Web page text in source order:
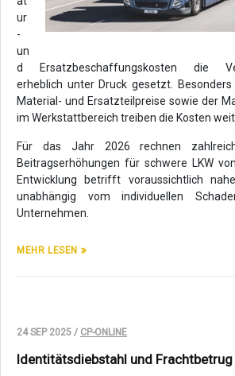
ur
-
un
d Ersatzbeschaffungskosten die
erheblich unter Druck gesetzt.
Material- und Ersatzteilpreise sowie der
im Werkstattbereich treiben die Kosten
Für das Jahr 2026 rechnen
Beitragserhöhungen für schwere LKW
Entwicklung betrifft voraussichtlich
unabhängig vom individuellen
Unternehmen.
MEHR LESEN
24 SEP 2025 / CP-ONLINE
Identitätsdiebstahl und